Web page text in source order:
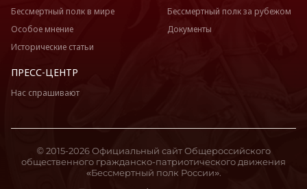
Бессмертный полк в мире
Особое мнение
Исторические статьи
Бессмертный полк за рубежом
Документы
ПРЕСС-ЦЕНТР
Нас спрашивают
© 2015-2026 Официальный сайт Общероссийского
общественного гражданско-патриотического движения
«Бессмертный полк России».